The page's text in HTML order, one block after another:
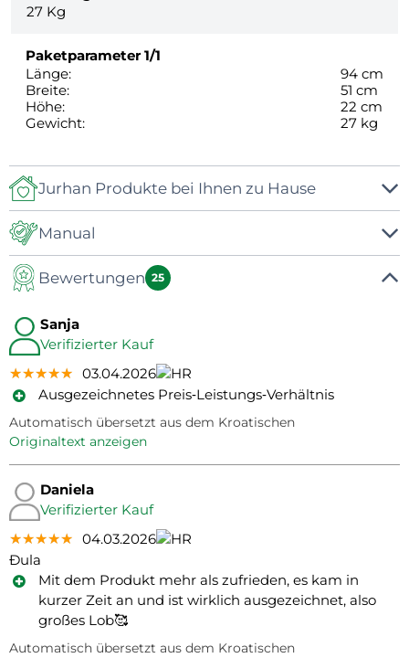
27 Kg
Paketparameter1/1
Länge:
94 cm
Breite:
51 cm
Höhe:
22 cm
Gewicht:
27 kg
Jurhan Produkte bei Ihnen zu Hause
Manual
Manual
Bewertungen 25
Sanja
Verifizierter Kauf
★★★★★
★★★★★
★★★★★ 03.04.2026
Ausgezeichnetes Preis‑Leistungs‑Verhältnis
Automatisch übersetzt aus dem Kroatischen
Originaltext anzeigen
Daniela
Verifizierter Kauf
★★★★★
★★★★★
★★★★★ 04.03.2026
Đula
Mit dem Produkt mehr als zufrieden, es kam in
kurzer Zeit an und ist wirklich ausgezeichnet, also
großes Lob🥰
Automatisch übersetzt aus dem Kroatischen